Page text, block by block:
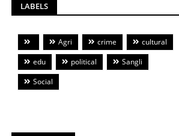
LABELS
Agri crime
cultural
edu
political
Sangli
Social